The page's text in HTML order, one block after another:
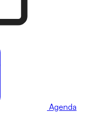
Agenda